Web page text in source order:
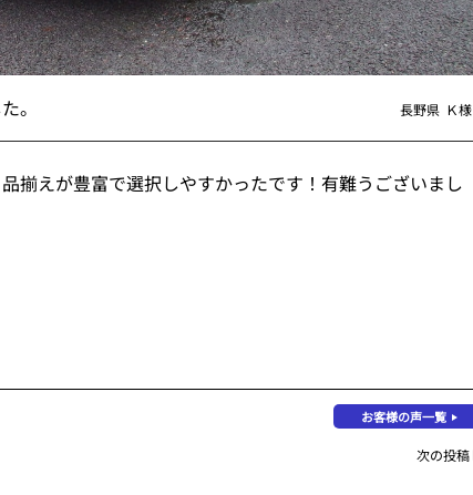
。 長野県 Ｋ様
揃えが豊富で選択しやすかったです！有難うございまし
お客様の声一覧
次の投稿